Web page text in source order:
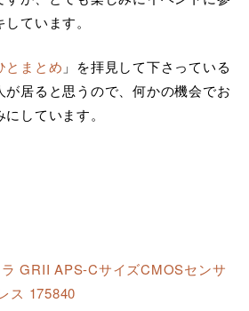
ています。
とまとめ 」を拝見して下さっている
居ると思うので、何かの機会でお
しています。
GRII APS-CサイズCMOSセンサ
ス 175840